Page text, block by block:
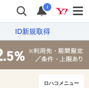
i
ID新規取得
ロハコメニュー